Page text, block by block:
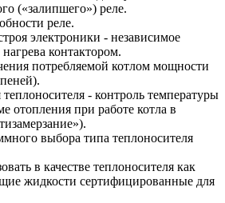
(«залипшего») реле.
реле.
электроники - независимое
контактором.
потребляемой котлом мощности
теплоносителя - контроль температуры
отопления при работе котла в
выбора типа теплоносителя
в качестве теплоносителя как
жидкости сертифицированные для